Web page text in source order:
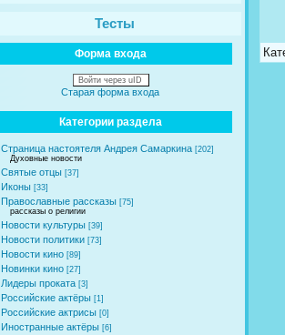
Тесты
Форма входа
Войти через uID
Старая форма входа
Категории раздела
Страница настоятеля Андрея Самаркина [202]
Духовные новости
Святые отцы [37]
Иконы [33]
Православные рассказы [75]
рассказы о религии
Новости культуры [39]
Новости политики [73]
Новости кино [89]
Новинки кино [27]
Лидеры проката [3]
Российские актёры [1]
Российские актрисы [0]
Иностранные актёры [6]